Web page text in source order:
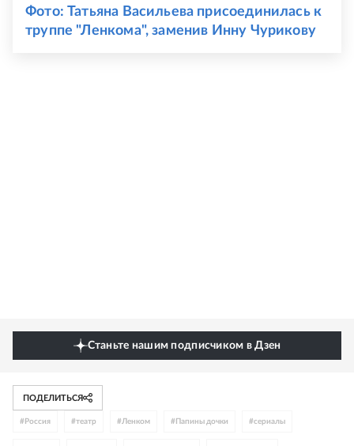
Фото: Татьяна Васильева присоединилась к
труппе "Ленкома", заменив Инну Чурикову
Станьте нашим подписчиком в Дзен
ПОДЕЛИТЬСЯ
# Россия #театр #Ленком # Папины дочки #сериалы